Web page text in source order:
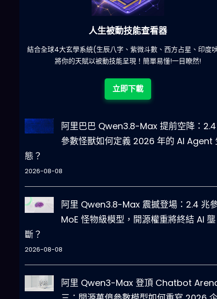
六合彩發達神器
減少超過500萬個低概率中獎組合，提高中獎率
立即下載
阿里巴巴 Qwen3.8-Max 提前空降：
參數怪獸如何定義 2026 年的 AI Agent
態？
2026-08-08
阿里 Qwen3.8-Max 震撼登場：2.4 兆
MoE 怪物級模型，開源權重將終結 AI 壟
斷？
2026-08-08
阿里 Qwen3-Max 登頂 Chatbot